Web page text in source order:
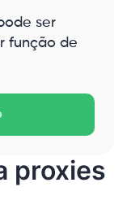
ser
função de
proxies